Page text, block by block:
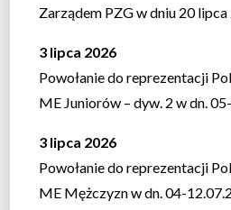
Zarządem PZG w dniu 20 lipca
3 lipca 2026
Powołanie do reprezentacji
ME Juniorów – dyw. 2 w dn.
3 lipca 2026
Powołanie do reprezentacji
ME Mężczyzn w dn. 04-